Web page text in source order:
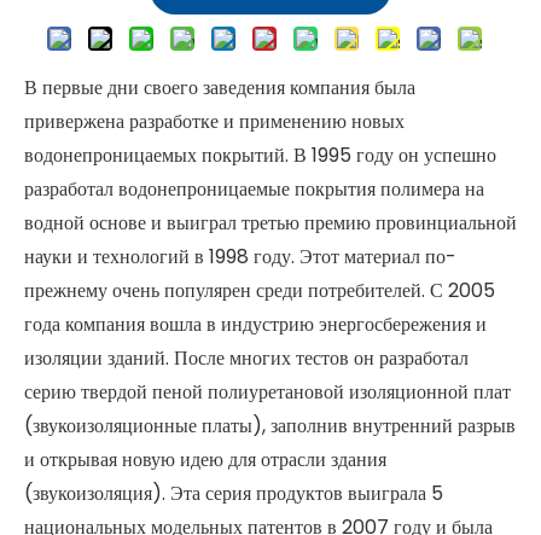
В первые дни своего заведения компания была
привержена разработке и применению новых
водонепроницаемых покрытий. В 1995 году он успешно
разработал водонепроницаемые покрытия полимера на
водной основе и выиграл третью премию провинциальной
науки и технологий в 1998 году. Этот материал по-
прежнему очень популярен среди потребителей. С 2005
года компания вошла в индустрию энергосбережения и
изоляции зданий. После многих тестов он разработал
серию твердой пеной полиуретановой изоляционной плат
(звукоизоляционные платы), заполнив внутренний разрыв
и открывая новую идею для отрасли здания
(звукоизоляция). Эта серия продуктов выиграла 5
национальных модельных патентов в 2007 году и была